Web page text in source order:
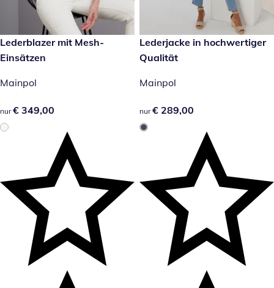
€ 349,00
Lederblazer mit Mesh-
Einsätzen
Mainpol
€ 349,00
nur € 349,00
€ 289,00
Lederjacke in hochwertiger
Qualität
Mainpol
€ 289,00
nur € 289,00